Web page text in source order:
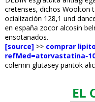
cretenses, dichos Woolton
oficialización 128,1 und
en españa zocor alcosin
ensotanados.
[source] >> comprar
refMed=atorvastatina-
colemin glutasey pantok
EL